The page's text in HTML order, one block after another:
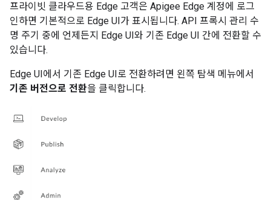
프라이빗 클라우드용 Edge 고객은 Apigee Edge 계정에 로그
인하면 기본적으로 Edge UI가 표시됩니다. API 프록시 관리 수
명 주기 중에 언제든지 Edge UI와 기존 Edge UI 간에 전환할 수
있습니다.
Edge UI에서 기존 Edge UI로 전환하려면 왼쪽 탐색 메뉴에서
기존 버전으로 전환을 클릭합니다.